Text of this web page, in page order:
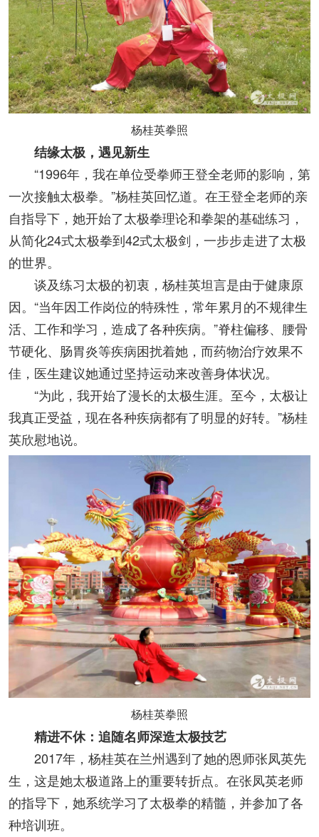
杨桂英拳照
结缘太极，遇见新生
“1996年，我在单位受拳师王登全老师的影响，第
一次接触太极拳。”杨桂英回忆道。在王登全老师的亲
自指导下，她开始了太极拳理论和拳架的基础练习，
从简化24式太极拳到42式太极剑，一步步走进了太极
的世界。
谈及练习太极的初衷，杨桂英坦言是由于健康原
因。“当年因工作岗位的特殊性，常年累月的不规律生
活、工作和学习，造成了各种疾病。”脊柱偏移、腰骨
节硬化、肠胃炎等疾病困扰着她，而药物治疗效果不
佳，医生建议她通过坚持运动来改善身体状况。
“为此，我开始了漫长的太极生涯。至今，太极让
我真正受益，现在各种疾病都有了明显的好转。”杨桂
英欣慰地说。
杨桂英拳照
精进不休：追随名师深造太极技艺
2017年，杨桂英在兰州遇到了她的恩师张凤英先
生，这是她太极道路上的重要转折点。在张凤英老师
的指导下，她系统学习了太极拳的精髓，并参加了各
种培训班。